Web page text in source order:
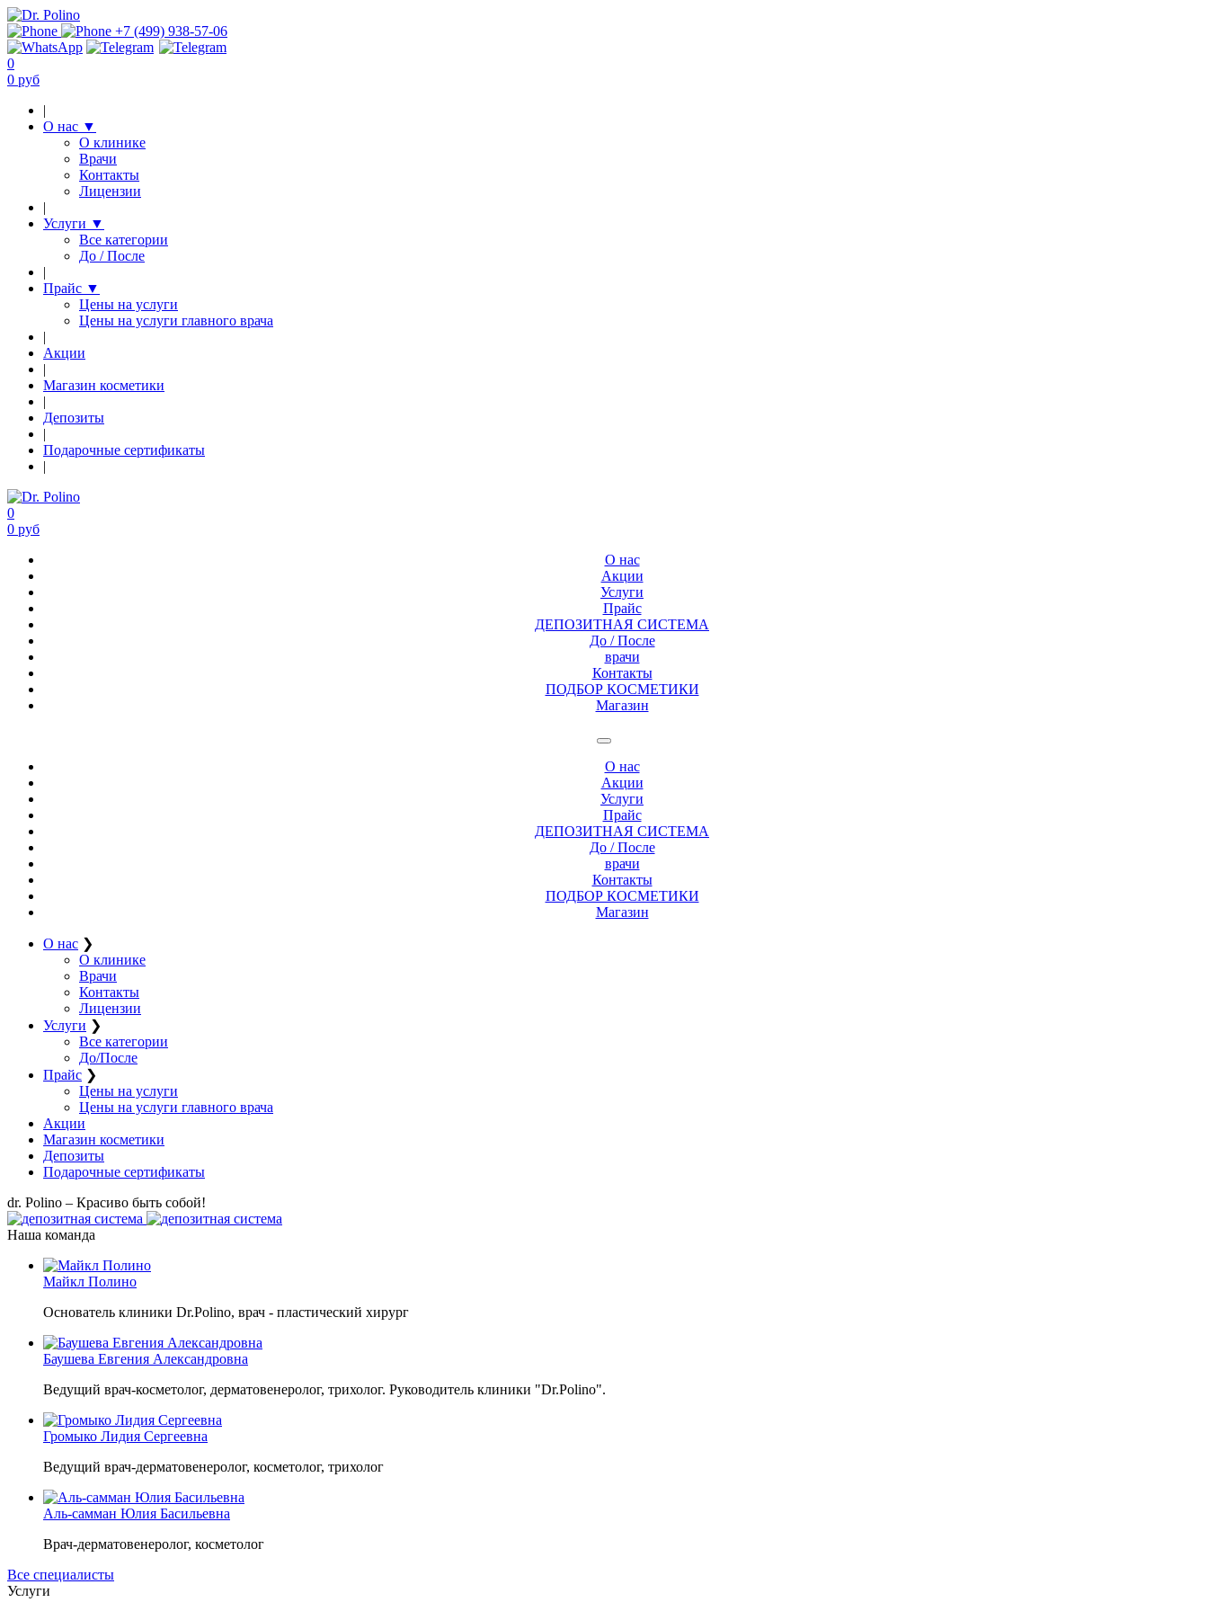
+7 (499) 938-57-06
0
0 руб
|
О нас ▼
О клинике
Врачи
Контакты
Лицензии
|
Услуги ▼
Все категории
До / После
|
Прайс ▼
Цены на услуги
Цены на услуги главного врача
|
Акции
|
Магазин косметики
|
Депозиты
|
Подарочные сертификаты
|
0
0 руб
О нас
Акции
Услуги
Прайс
ДЕПОЗИТНАЯ СИСТЕМА
До / После
врачи
Контакты
ПОДБОР КОСМЕТИКИ
Магазин
О нас
Акции
Услуги
Прайс
ДЕПОЗИТНАЯ СИСТЕМА
До / После
врачи
Контакты
ПОДБОР КОСМЕТИКИ
Магазин
О нас ❯
О клинике
Врачи
Контакты
Лицензии
Услуги ❯
Все категории
До/После
Прайс ❯
Цены на услуги
Цены на услуги главного врача
Акции
Магазин косметики
Депозиты
Подарочные сертификаты
dr. Polino – Красиво быть собой!
Наша команда
Майкл Полино
Основатель клиники Dr.Polino, врач - пластический хирург
Баушева Евгения Александровна
Ведущий врач-косметолог, дерматовенеролог, трихолог. Руководитель клиники "Dr.Polino".
Громыко Лидия Сергеевна
Ведущий врач-дерматовенеролог, косметолог, трихолог
Аль-самман Юлия Басильевна
Врач-дерматовенеролог, косметолог
Все специалисты
Услуги